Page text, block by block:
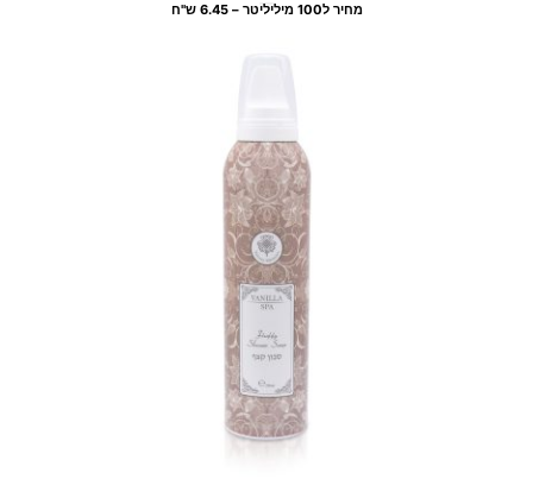
מחיר ל100 מיליליטר – 6.45 ש"ח